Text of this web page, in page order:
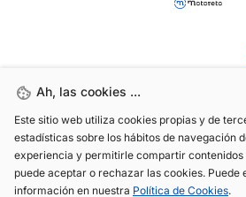
Ah, las cookies ...
Este sitio web utiliza cookies propias y de
estadísticas sobre los hábitos de navegación
experiencia y permitirle compartir contenidos
puede aceptar o rechazar las cookies. Puede
información en nuestra Política de Cookies.